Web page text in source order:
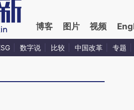
博客 图片 视频
数字说 比较 中国改革 专题